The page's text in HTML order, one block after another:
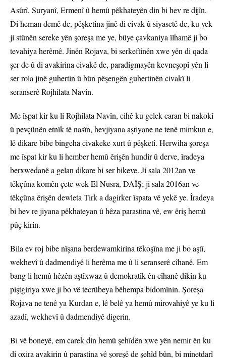
Asûrî, Suryanî, Ermenî û hemû pêkhateyên din bi hev re dijîn.
Di heman demê de, pêşketina jinê di civak û siyasetê de, ku yek
ji stûnên sereke yên şoreşa me ye, bûye çavkaniya îlhamê ji bo
tevahiya herêmê. Jinên Rojava, bi serkeftinên xwe yên di qada
şer de û di avakirina civakê de, paradigmayên kevneşopî yên li
ser rola jinê guhertin û bûn pêşengên guhertinên civakî li
seranserê Rojhilata Navîn.
Me îspat kir ku li Rojhilata Navîn, cihê ku gelek caran bi nakokî
û pevçûnên etnîk tê nasîn, hevjiyana aştiyane ne tenê mimkun e,
lê dikare bibe bingeha civakeke xurt û pêşketî. Herwiha şoreşa
me îspat kir ku li hember hemû êrişên hundir û derve, îradeya
berxwedanê a gelan dikare bi ser bikeve. Ji sala 2012an ve
têkçûna komên çete wek El Nusra, DAÎŞ; ji sala 2016an ve
têkçûna êrişên dewleta Tirk a dagirker îspata vê yekê ye. Îradeya
bi hev re jiyana pêkhateyan û hêza parastina vê, ew êriş hemû
pûç kirin.
Bila ev roj bibe nîşana berdewamkirina têkoşîna me ji bo aştî,
wekhevî û dadmendiyê li herêma me û li seranserê cîhanê. Em
bang li hemû hêzên aştîxwaz û demokratîk ên cîhanê dikin ku
piştgiriya xwe ji bo vê tecrûbeya bêhempa bidomînin. Şoreşa
Rojava ne tenê ya Kurdan e, lê belê ya hemû mirovahiyê ye ku li
azadî, wekhevî û dadmendiyê digerin.
Bi vê boneyê, em carek din hemû şehîdên xwe yên nemir ên ku
di oxira avakirin û parastina vê şoreşê de şehîd bûn, bi minetdarî